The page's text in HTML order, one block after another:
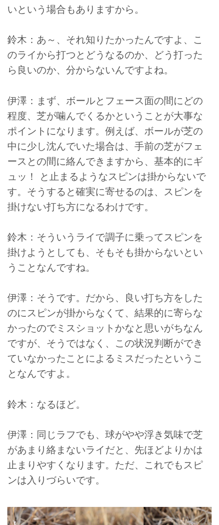
いという場合もありますから。
鈴木：あ～、それ知りたかったんですよ、こ
のライから打つとどうなるのか、どう打った
ら良いのか、分からないんですよね。
伊澤：まず、ボールとフェース面の間にどの
程度、芝が噛んでくるかということが大事な
ポイントになります。例えば、ボールが芝の
中に少し沈んでいた場合は、手前の芝がフェ
ースとの間に絡んできますから、基本的にギ
ュッ！ と止まるようなスピンは掛からないで
す。そうすると確実に寄せるのは、スピンを
掛けない打ち方になるわけです。
鈴木：そういうライで調子に乗ってスピンを
掛けようとしても、そもそも掛からないとい
うことなんですね。
伊澤：そうです。だから、良い打ち方をした
のにスピンが掛からなくて、結果的に寄らな
かったのでミスショットかなと思いがちなん
ですが、そうではなく、この状況判断ができ
ていなかったことによるミスだったというこ
となんですよ。
鈴木：なるほど。
伊澤：同じラフでも、球がやや浮き気味で芝
があまり絡まないライだと、先ほどよりかは
止まりやすくなります。ただ、これでもスピ
ンは入りづらいです。